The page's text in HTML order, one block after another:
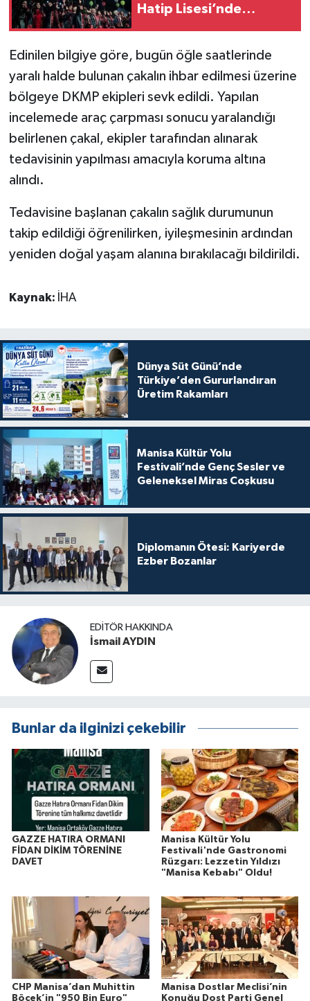
Hatip Lisesi’nde
Edinilen bilgiye göre, bugün öğle saatlerinde
yaralı halde bulunan çakalın ihbar edilmesi üzerine
bölgeye DKMP ekipleri sevk edildi. Yapılan
incelemede araç çarpması sonucu yaralandığı
belirlenen çakal, ekipler tarafından alınarak
tedavisinin yapılması amacıyla koruma altına
alındı.
Tedavisine başlanan çakalın sağlık durumunun
takip edildiği öğrenilirken, iyileşmesinin ardından
yeniden doğal yaşam alanına bırakılacağı bildirildi.
Kaynak: İHA
Dünya Süt Günü’nde
Türkiye’den Gururlandıran
Üretim Rakamları
Manisa Kültür Yolu
Festivali’nde Genç Sesler ve
Geleneksel Miras Coşkusu
Diplomanın Ötesi: Kariyerde
Ezber Bozanlar
EDITÖR HAKKINDA
İsmail AYDIN
Bunlar da ilginizi çekebilir
GAZZE HATIRA ORMANI
FİDAN DİKİM TÖRENİNE
DAVET
Manisa Kültür Yolu
Festivali'nde Gastronomi
Rüzgarı: Lezzetin Yıldızı
"Manisa Kebabı" Oldu!
CHP Manisa’dan Muhittin
Böcek’in "950 Bin Euro"
Manisa Dostlar Meclisi’nin
Konuğu Dost Parti Genel